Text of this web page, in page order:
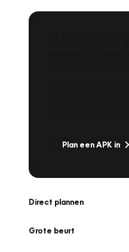
Plan een APK in
Direct plannen
Grote beurt